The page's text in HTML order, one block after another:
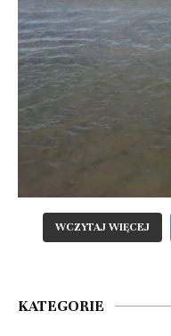
WCZYTAJ WIĘCEJ
KATEGORIE